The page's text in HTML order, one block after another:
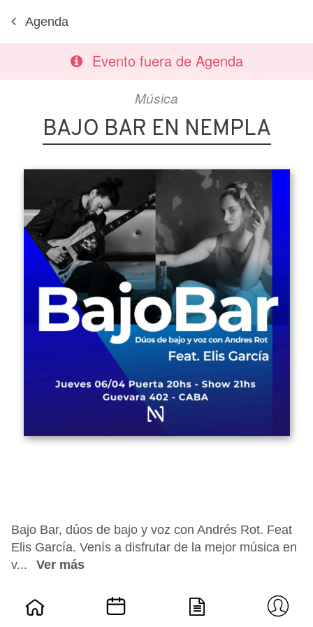
Agenda
Evento fuera de Agenda
Música
BAJO BAR EN NEMPLA
Bajo Bar, dúos de bajo y voz con Andrés Rot. Feat
Elis García. Venís a disfrutar de la mejor música en
v...
Ver más